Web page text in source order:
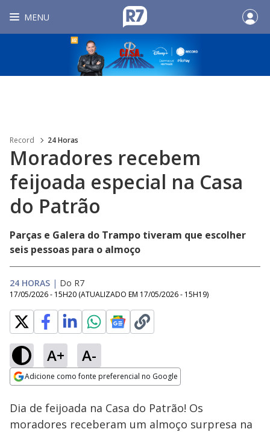
MENU
Record 24 Horas
Moradores recebem
feijoada especial na Casa
do Patrão
Parças e Galera do Trampo tiveram que escolher
seis pessoas para o almoço
24 HORAS | Do R7
17/05/2026 - 15H20 (ATUALIZADO EM 17/05/2026 - 15H19)
A+ A-
Adicione como fonte preferencial no Google
Ativar
Loaded
13.70%
Dia de feijoada na Casa do Patrão! Os
moradores receberam um almoço surpresa na